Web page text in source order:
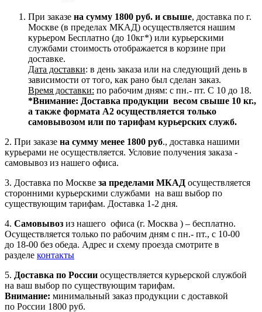
При заказе на сумму 1800 руб. и свыше, доставка по г.
Москве (в пределах МКАД) осуществляется нашим
курьером Бесплатно (до 10кг*) или курьерскими
службами стоимость отображается в корзине при
доставке.
Дата доставки: в день заказа или на следующий день в
зависимости от того, как рано был сделан заказ.
Время доставки: по рабочим дням: с пн.- пт. С 10 до 18.
*Внимание: Доставка продукции весом свыше 10 кг.,
а также формата А2 осуществляется только
самовывозом или по тарифам курьерских служб.
2. При заказе на сумму менее 1800 руб., доставка нашими
курьерами не осуществляется. Условие получения заказа -
самовывоз из нашего офиса.
3. Доставка по Москве за пределами МКАД осуществляется
сторонними курьерскими службами на ваш выбор по
существующим тарифам. Доставка 1-2 дня.
4. Самовывоз из нашего офиса (г. Москва ) – бесплатно.
Осуществляется только по рабочим дням с пн.- пт., с 10-00
до 18-00 без обеда. Адрес и схему проезда смотрите в
разделе контакты
5. Доставка по России осуществляется курьерской службой
на ваш выбор по существующим тарифам.
Внимание: минимальный заказ продукции с доставкой
по России 1800 руб.